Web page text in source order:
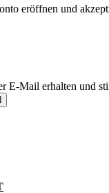
eröffnen und
E-Mail erhalten und